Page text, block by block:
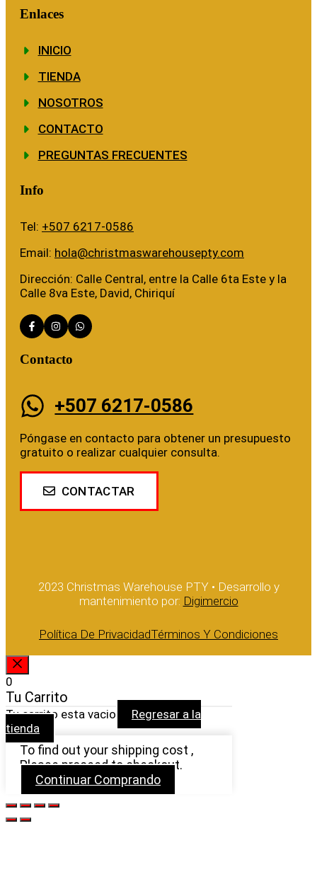
Enlaces
INICIO
TIENDA
NOSOTROS
CONTACTO
PREGUNTAS FRECUENTES
Info
Tel: +507 6217-0586
Email: hola@christmaswarehousepty.com
Dirección: Calle Central, entre la Calle 6ta Este y la
Calle 8va Este, David, Chiriquí
Contacto
+507 6217-0586
Póngase en contacto para obtener un presupuesto
gratuito o realizar cualquier consulta.
CONTACTAR
2023 Christmas Warehouse PTY • Desarrollo y
mantenimiento por: Digimercio
Política De PrivacidadTérminos Y Condiciones
CERRAR
0
Tu Carrito
Tu carrito esta vacio
Regresar a la
tienda
To find out your shipping cost ,
Please proceed to checkout.
Continuar Comprando